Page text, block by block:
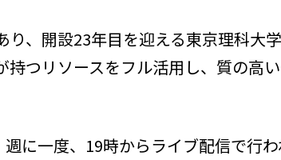
、開設23年目を迎える東京理科大学
つリソースをフル活用し、質の高
に一度、19時からライブ配信で行